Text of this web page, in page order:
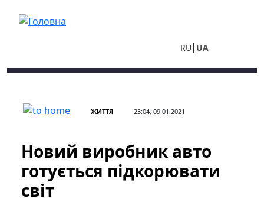
RU UA
ЖИТТЯ 23:04, 09.01.2021
Новий виробник авто
готується підкорювати
світ